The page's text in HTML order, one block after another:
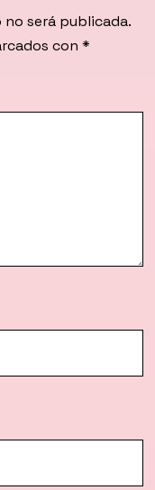
será publicada.
con *